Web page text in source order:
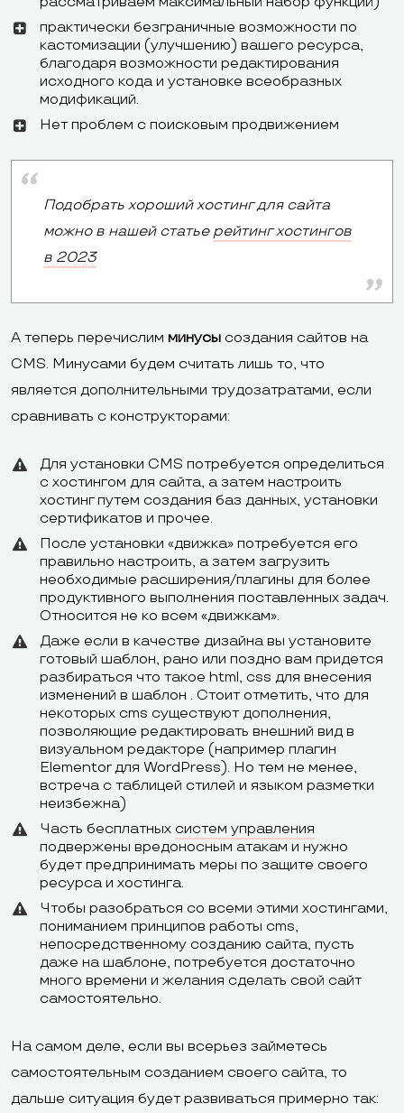
практически безграничные возможности по
кастомизации (улучшению) вашего ресурса,
благодаря возможности редактирования
исходного кода и установке всеобразных
модификаций.
Нет проблем с поисковым продвижением
Подобрать хороший хостинг для сайта
можно в нашей статье рейтинг хостингов
в 2023
А теперь перечислим минусы создания сайтов на
CMS. Минусами будем считать лишь то, что
является дополнительными трудозатратами, если
сравнивать с конструкторами:
Для установки CMS потребуется определиться
с хостингом для сайта, а затем настроить
хостинг путем создания баз данных, установки
сертификатов и прочее.
После установки «движка» потребуется его
правильно настроить, а затем загрузить
необходимые расширения/плагины для более
продуктивного выполнения поставленных задач.
Относится не ко всем «движкам».
Даже если в качестве дизайна вы установите
готовый шаблон, рано или поздно вам придется
разбираться что такое html, css для внесения
изменений в шаблон . Стоит отметить, что для
некоторых cms существуют дополнения,
позволяющие редактировать внешний вид в
визуальном редакторе (например плагин
Elementor для WordPress). Но тем не менее,
встреча с таблицей стилей и языком разметки
неизбежна)
Часть бесплатных систем управления
подвержены вредоносным атакам и нужно
будет предпринимать меры по защите своего
ресурса и хостинга.
Чтобы разобраться со всеми этими хостингами,
пониманием принципов работы cms,
непосредственному созданию сайта, пусть
даже на шаблоне, потребуется достаточно
много времени и желания сделать свой сайт
самостоятельно.
На самом деле, если вы всерьез займетесь
самостоятельным созданием своего сайта, то
дальше ситуация будет развиваться примерно так: